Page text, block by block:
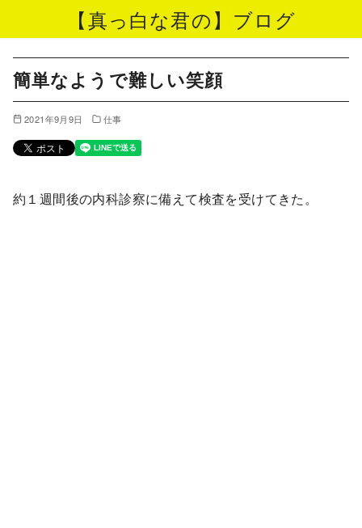
【真っ白な君の】ブログ
簡単なようで難しい笑顔
2021年9月9日 仕事
約１週間後の内科診察に備えて検査を受けてきた。